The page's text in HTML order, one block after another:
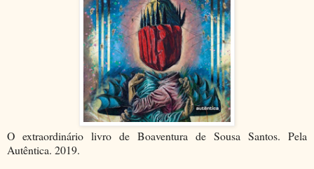
O extraordinário livro de Boaventura de Sousa Santos. Pela
Autêntica. 2019.